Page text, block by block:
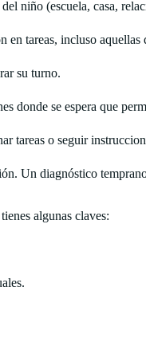
niño (escuela, casa,
tareas, incluso aquellas
su turno.
donde se espera que
tareas o seguir
Un diagnóstico
algunas claves: